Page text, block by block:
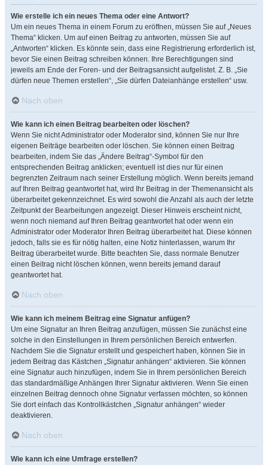
Wie erstelle ich ein neues Thema oder eine Antwort?
Um ein neues Thema in einem Forum zu eröffnen, müssen Sie auf „Neues
Thema“ klicken. Um auf einen Beitrag zu antworten, müssen Sie auf
„Antworten“ klicken. Es könnte sein, dass eine Registrierung erforderlich ist,
bevor Sie einen Beitrag schreiben können. Ihre Berechtigungen sind
jeweils am Ende der Foren- und der Beitragsansicht aufgelistet. Z. B. „Sie
dürfen neue Themen erstellen“, „Sie dürfen Dateianhänge erstellen“ usw.
Nach oben
Wie kann ich einen Beitrag bearbeiten oder löschen?
Wenn Sie nicht Administrator oder Moderator sind, können Sie nur Ihre
eigenen Beiträge bearbeiten oder löschen. Sie können einen Beitrag
bearbeiten, indem Sie das „Ändere Beitrag“-Symbol für den
entsprechenden Beitrag anklicken; eventuell ist dies nur für einen
begrenzten Zeitraum nach seiner Erstellung möglich. Wenn bereits jemand
auf Ihren Beitrag geantwortet hat, wird Ihr Beitrag in der Themenansicht als
überarbeitet gekennzeichnet. Es wird sowohl die Anzahl als auch der letzte
Zeitpunkt der Bearbeitungen angezeigt. Dieser Hinweis erscheint nicht,
wenn noch niemand auf Ihren Beitrag geantwortet hat oder wenn ein
Administrator oder Moderator Ihren Beitrag überarbeitet hat. Diese können
jedoch, falls sie es für nötig halten, eine Notiz hinterlassen, warum Ihr
Beitrag überarbeitet wurde. Bitte beachten Sie, dass normale Benutzer
einen Beitrag nicht löschen können, wenn bereits jemand darauf
geantwortet hat.
Nach oben
Wie kann ich meinem Beitrag eine Signatur anfügen?
Um eine Signatur an Ihren Beitrag anzufügen, müssen Sie zunächst eine
solche in den Einstellungen in Ihrem persönlichen Bereich entwerfen.
Nachdem Sie die Signatur erstellt und gespeichert haben, können Sie in
jedem Beitrag das Kästchen „Signatur anhängen“ aktivieren. Sie können
eine Signatur auch hinzufügen, indem Sie in Ihrem persönlichen Bereich
das standardmäßige Anhängen Ihrer Signatur aktivieren. Wenn Sie einen
einzelnen Beitrag dennoch ohne Signatur verfassen möchten, so können
Sie dort einfach das Kontrollkästchen „Signatur anhängen“ wieder
deaktivieren.
Nach oben
Wie kann ich eine Umfrage erstellen?